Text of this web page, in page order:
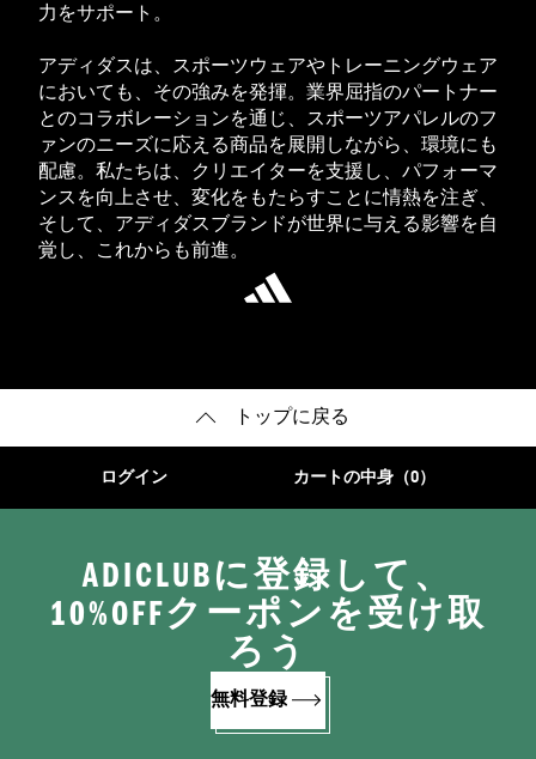
力をサポート。
アディダスは、スポーツウェアやトレーニングウェア
においても、その強みを発揮。業界屈指のパートナー
とのコラボレーションを通じ、スポーツアパレルのフ
ァンのニーズに応える商品を展開しながら、環境にも
配慮。私たちは、クリエイターを支援し、パフォーマ
ンスを向上させ、変化をもたらすことに情熱を注ぎ、
そして、アディダスブランドが世界に与える影響を自
覚し、これからも前進。
トップに戻る
ログイン カートの中身（0）
ADICLUBに登録して、
10%OFFクーポンを受け取
ろう
無料登録